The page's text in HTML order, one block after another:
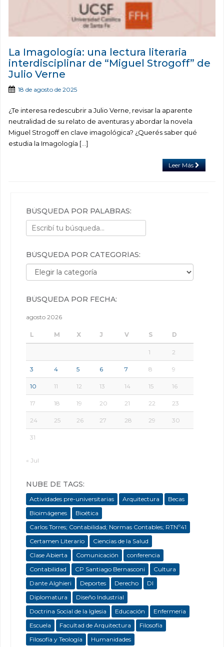
La Imagología: una lectura literaria
interdisciplinar de “Miguel Strogoff” de
Julio Verne
18 de agosto de 2025
¿Te interesa redescubrir a Julio Verne, revisar la aparente
neutralidad de su relato de aventuras y abordar la novela
Miguel Strogoff en clave imagológica? ¿Querés saber qué
estudia la Imagología […]
Leer Más
BÚSQUEDA POR PALABRAS:
BÚSQUEDA POR CATEGORÍAS:
Búsqueda por categorías:
BÚSQUEDA POR FECHA:
agosto 2026
L M X J V S D
1 2
3 4 5 6 7 8 9
10 11 12 13 14 15 16
17 18 19 20 21 22 23
24 25 26 27 28 29 30
31
« Jul
NUBE DE TAGS:
Actividades pre-universitarias Arquitectura
Becas
Bioimágenes
Bioética
Carlos Torres; Contabilidad; Normas Contables; RTNº41
Certamen Literario
Ciencias de la Salud
Clase Abierta
Comunicación
conferencia
Contabilidad
CP Santiago Bernasconi
Cultura
Dante Alghieri
Deportes Derecho
DI
Diplomatura
Diseño Industrial
Doctrina Social de la Iglesia
Educación
Enfermeria
Escuela
Facultad de Arquitectura
Filosofía
Filosofía y Teología
Humanidades